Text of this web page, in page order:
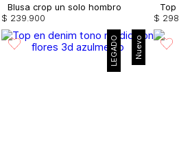
Blusa crop un solo hombro
$ 239 900
$ 298
Nuevo
LEGADO